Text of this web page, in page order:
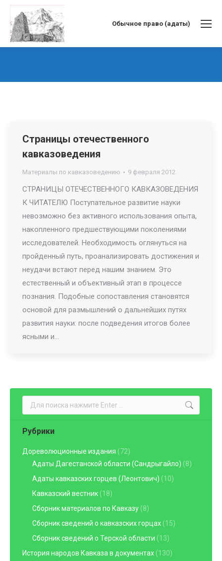
Обычное право (адаты)
Страницы отечественного
кавказоведения
Материалы по кавказоведению 9 февраля 2012
СТРАНИЦЫ ОТЕЧЕСТВЕННОГО КАВКАЗОВЕДЕНИЯ
К ЧИТАТЕЛЮ Поступательное развитие науки
невозможно без активного использования опыта,
накопленного предшествующими поколениями
исследователей. Необходимость оглянуться на
пройденный путь, проанализировать достижения и
неудачи встают перед нашим знанием. Это
естественный и объективный этап в процессе
познания. Подобные сопоставления становятся
основой для размышлений о дальнейших путях
развития науки: после подведения итогов более
ясными и…
Поиск:
Рубрики
Дореволюционные издания (72)
Адаты Дагестанской области (Сандрыгайло) (8)
Адаты кавказских горцев (Леонтович) (10)
Кавказский вестник (18)
Сборник материалов по Кавказу (8)
Сборник сведений о кавказских горцах (15)
Сборник сведений о Терской области (13)
История народов Кавказа в документах (130)